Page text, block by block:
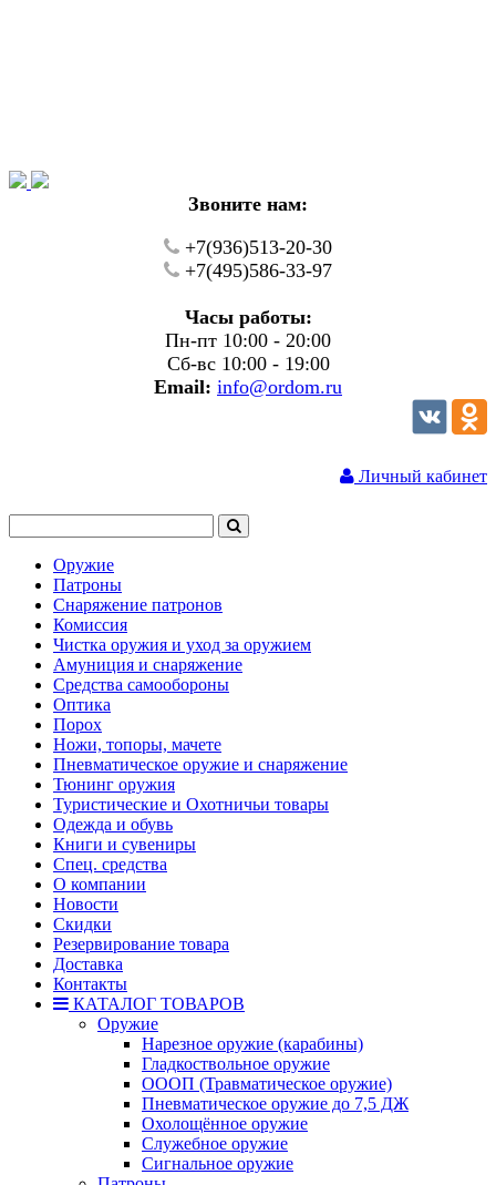
Звоните нам:
+7(936)513-20-30
+7(495)586-33-97
Часы работы:
Пн-пт 10:00 - 20:00
Сб-вс 10:00 - 19:00
Email: info@ordom.ru
Личный кабинет
Оружие
Патроны
Снаряжение патронов
Комиссия
Чистка оружия и уход за оружием
Амуниция и снаряжение
Средства самообороны
Оптика
Порох
Ножи, топоры, мачете
Пневматическое оружие и снаряжение
Тюнинг оружия
Туристические и Охотничьи товары
Одежда и обувь
Книги и сувениры
Спец. средства
О компании
Новости
Скидки
Резервирование товара
Доставка
Контакты
КАТАЛОГ ТОВАРОВ
Оружие
Нарезное оружие (карабины)
Гладкоствольное оружие
ОООП (Травматическое оружие)
Пневматическое оружие до 7,5 ДЖ
Охолощённое оружие
Служебное оружие
Сигнальное оружие